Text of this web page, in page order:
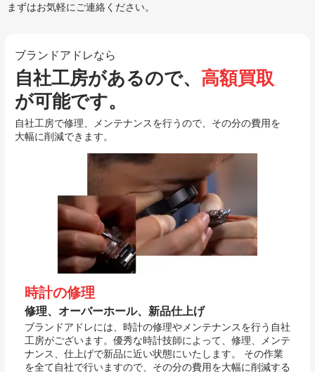
まずはお気軽にご連絡ください。
ブランドアドレなら
自社工房があるので、 高額買取
が可能です。
自社工房で修理、メンテナンスを行うので、その分の費用を
大幅に削減できます。
時計の修理
修理、オーバーホール、新品仕上げ
ブランドアドレには、時計の修理やメンテナンスを行う自社
工房がございます。優秀な時計技師によって、修理、メンテ
ナンス、仕上げで新品に近い状態にいたします。 その作業
を全て自社で行いますので、その分の費用を大幅に削減する